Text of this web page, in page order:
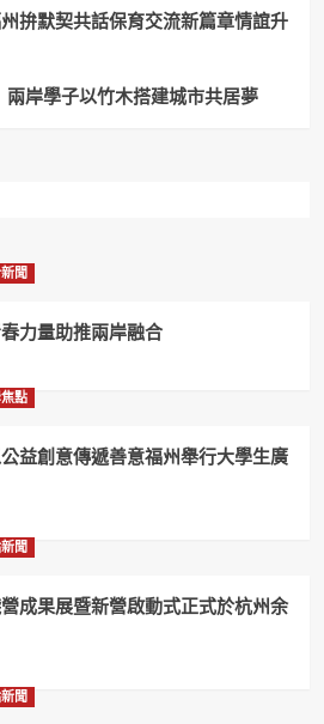
拚默契共話保育交流新篇章情誼升
兩岸學子以竹木搭建城市共居夢
聞
力量助推兩岸融合
點
益創意傳遞善意福州舉行大學生廣
聞
成果展暨新營啟動式正式於杭州余
聞